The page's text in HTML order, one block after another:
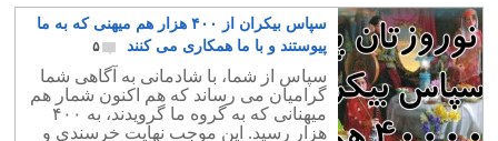
سپاس بیکران از ۴۰۰ هزار هم میهنی که به ما
پیوستند و با ما همکاری می کنند
۵
سپاس از شما، با شادمانی به آگاهی شما
گرامیان می رساند که هم اکنون شمار هم
میهنانی که به گروه ما گرویدند، به ۴۰۰
هزار رسید. این موجب نهایت خرسندی و